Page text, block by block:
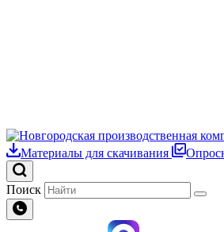
Материалы для скачивания
Поиск